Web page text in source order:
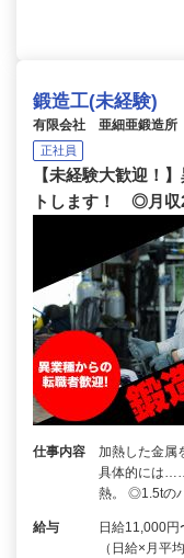
鍛造工(未経験)
有限会社 亜細亜鍛造所
正社員
【未経験大歓迎！
トします！ ◎月収
仕事内容
加熱した金属
具体的には
熱。 ◎1.5tの
給与
日給11,000
（日給×月平